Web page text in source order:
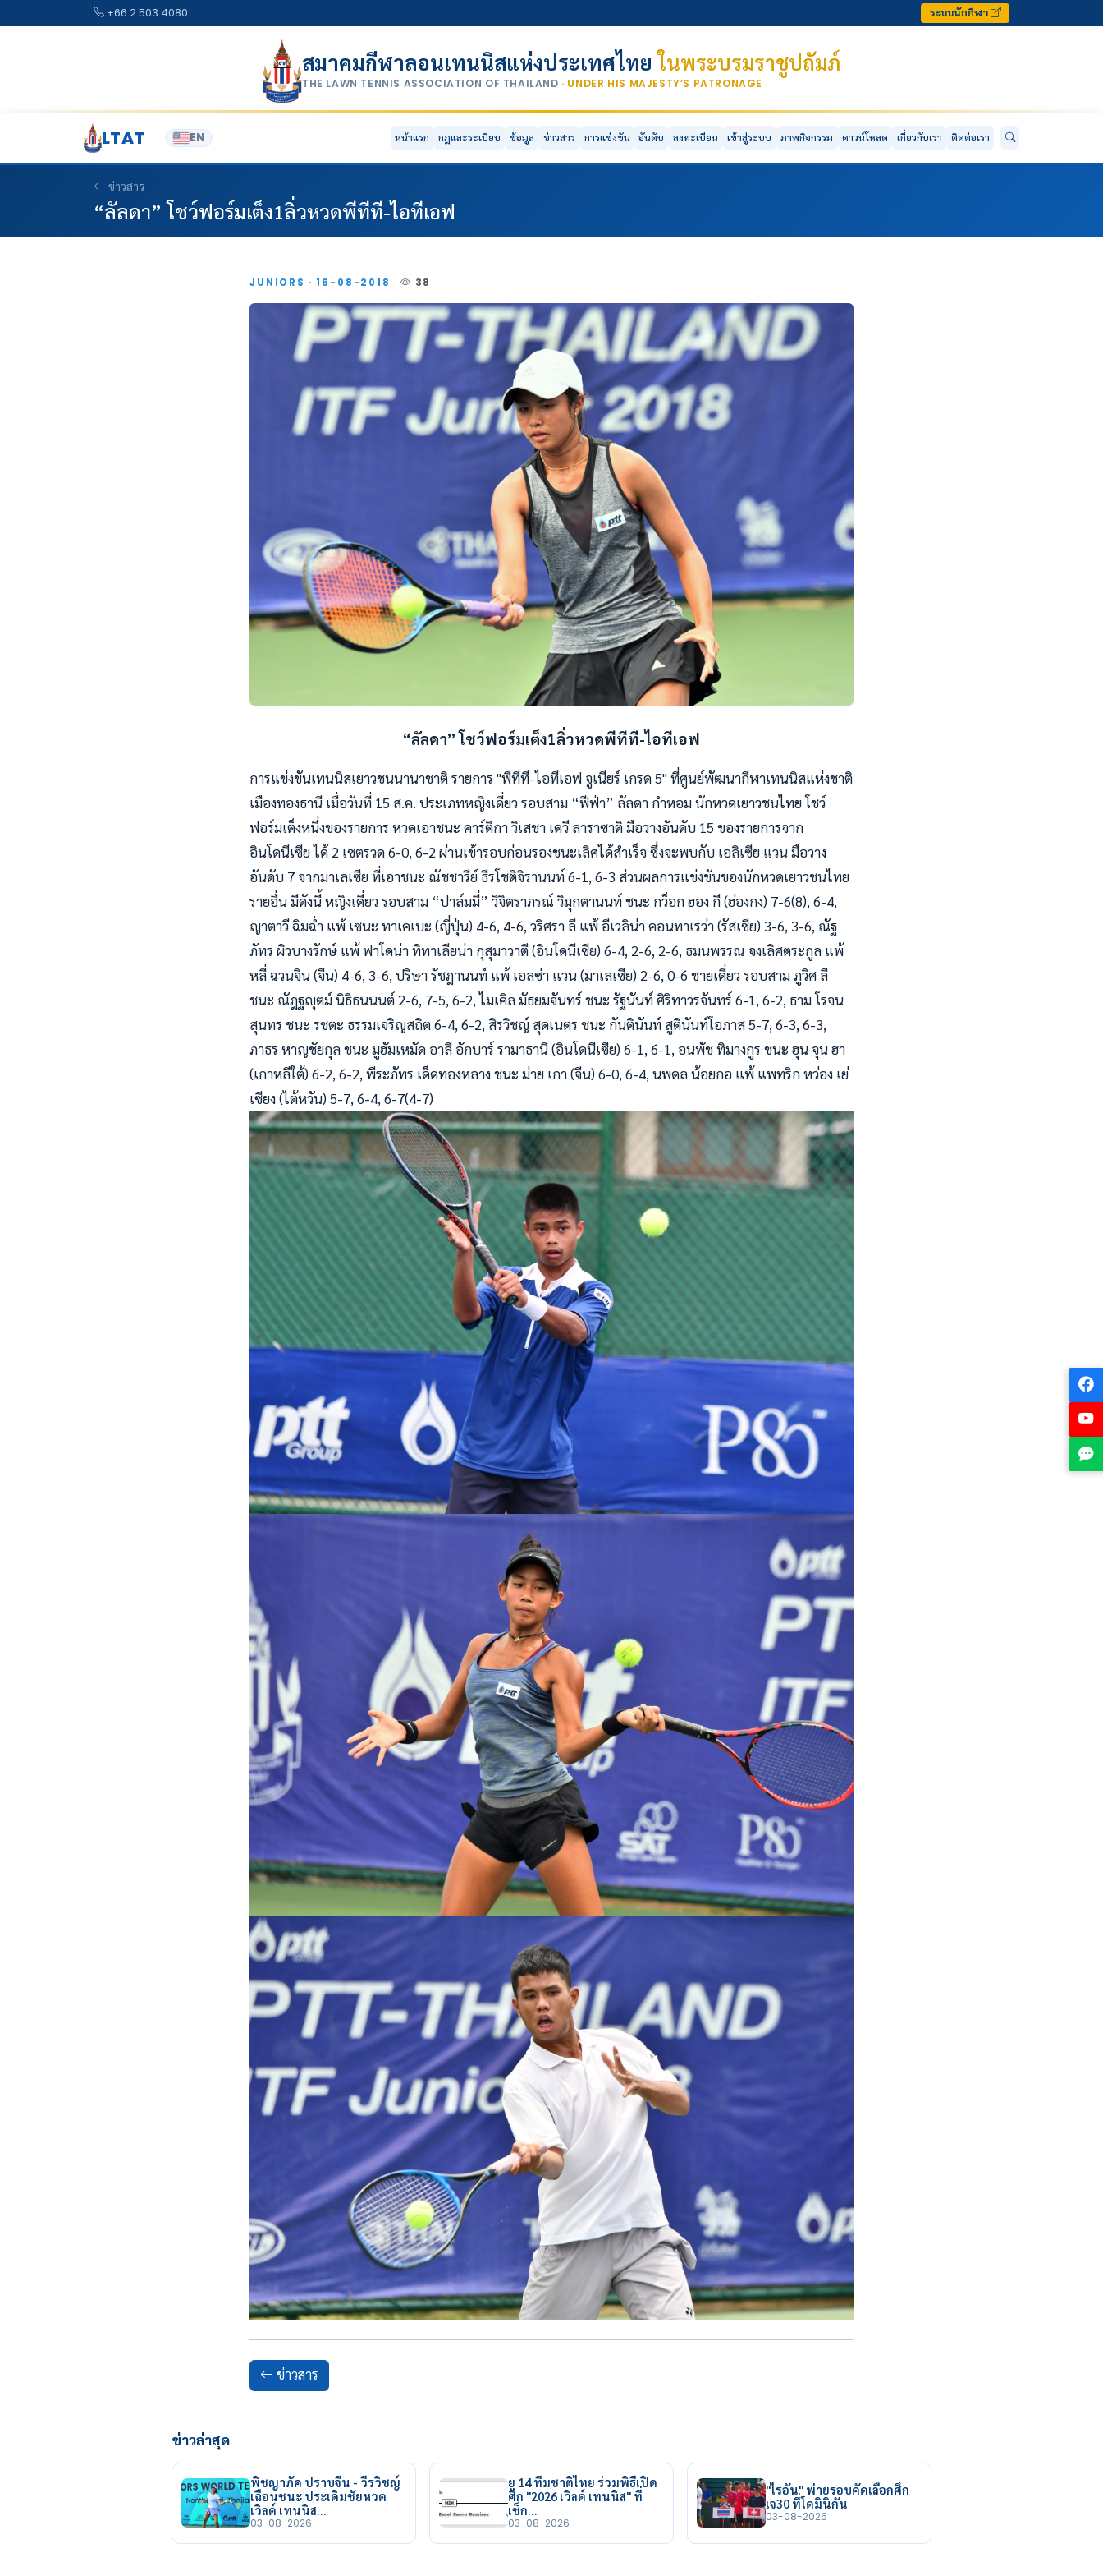
+66 2 503 4080 ระบบนักกีฬา
สมาคมกีฬาลอนเทนนิสแห่งประเทศไทยในพระบรมราชูปถัมภ์
THE LAWN TENNIS ASSOCIATION OF THAILAND · UNDER HIS MAJESTY’S PATRONAGE
LTAT EN หน้าแรก กฎและระเบียบ ข้อมูล ข่าวสาร การแข่งขัน อันดับ ลงทะเบียน เข้าสู่ระบบ ภาพกิจกรรม ดาวน์โหลด เกี่ยวกับเรา ติดต่อเรา
ข่าวสาร
“ลัลดา” โชว์ฟอร์มเต็ง1ลิ่วหวดพีทีที-ไอทีเอฟ
JUNIORS · 16-08-2018 38
“ลัลดา” โชว์ฟอร์มเต็ง1ลิ่วหวดพีทีที-ไอทีเอฟ
การแข่งขันเทนนิสเยาวชนนานาชาติ รายการ "พีทีที-ไอทีเอฟ จูเนียร์ เกรด 5" ที่ศูนย์พัฒนากีฬาเทนนิสแห่งชาติ
เมืองทองธานี เมื่อวันที่ 15 ส.ค. ประเภทหญิงเดี่ยว รอบสาม “ฟีฟ่า” ลัลดา กำหอม นักหวดเยาวชนไทย โชว์
ฟอร์มเต็งหนึ่งของรายการ หวดเอาชนะ คาร์ติกา วิเสชา เดวี ลาราซาติ มือวางอันดับ 15 ของรายการจาก
อินโดนีเซีย ได้ 2 เซตรวด 6-0, 6-2 ผ่านเข้ารอบก่อนรองชนะเลิศได้สำเร็จ ซึ่งจะพบกับ เอลิเซีย แวน มือวาง
อันดับ 7 จากมาเลเซีย ที่เอาชนะ ณัชชารีย์ ธีรโชติจิรานนท์ 6-1, 6-3 ส่วนผลการแข่งขันของนักหวดเยาวชนไทย
รายอื่น มีดังนี้ หญิงเดี่ยว รอบสาม “ปาล์มมี่” วิจิตราภรณ์ วิมุกตานนท์ ชนะ กว็อก ฮอง กี (ฮ่องกง) 7-6(8), 6-4,
ญาตาวี ฉิมฉ่ำ แพ้ เซนะ ทาเคเบะ (ญี่ปุ่น) 4-6, 4-6, วริศรา ลี แพ้ อีเวลิน่า คอนทาเรว่า (รัสเซีย) 3-6, 3-6, ณัฐ
ภัทร ผิวบางรักษ์ แพ้ ฟาโดน่า ทิทาเลียน่า กุสุมาวาตี (อินโดนีเซีย) 6-4, 2-6, 2-6, ธมนพรรณ จงเลิศตระกูล แพ้
หลี่ ฉวนจิน (จีน) 4-6, 3-6, ปริษา รัชฎานนท์ แพ้ เอลซ่า แวน (มาเลเซีย) 2-6, 0-6 ชายเดี่ยว รอบสาม ภูวิศ ลี
ชนะ ณัฎฐญุตม์ นิธิธนนนต์ 2-6, 7-5, 6-2, ไมเคิล มัธยมจันทร์ ชนะ รัฐนันท์ ศิริทาวรจันทร์ 6-1, 6-2, ธาม โรจน
สุนทร ชนะ รชตะ ธรรมเจริญสถิต 6-4, 6-2, สิรวิชญ์ สุดเนตร ชนะ กันตินันท์ สูตินันท์โอภาส 5-7, 6-3, 6-3,
ภาธร หาญชัยกุล ชนะ มูฮัมเหมัด อาลี อักบาร์ รามาธานี (อินโดนีเซีย) 6-1, 6-1, อนพัช ทิมางกูร ชนะ ฮุน จุน ฮา
(เกาหลีใต้) 6-2, 6-2, พีระภัทร เด็ดทองหลาง ชนะ ม่าย เกา (จีน) 6-0, 6-4, นพดล น้อยกอ แพ้ แพทริก หว่อง เย่
เซียง (ไต้หวัน) 5-7, 6-4, 6-7(4-7)
ข่าวสาร
ข่าวล่าสุด
พิชญาภัค ปราบจีน - วีรวิชญ์
เฉือนชนะ ประเดิมชัยหวด
เวิลด์ เทนนิส…
03-08-2026
ยู 14 ทีมชาติไทย ร่วมพิธีเปิด
ศึก "2026 เวิลด์ เทนนิส" ที่
เช็ก…
03-08-2026
"ไรอัน" พ่ายรอบคัดเลือกศึก
เจ30 ที่โดมินิกัน
03-08-2026